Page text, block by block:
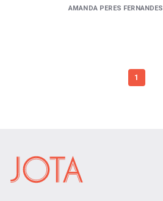
AMANDA PERES FERNANDES
1